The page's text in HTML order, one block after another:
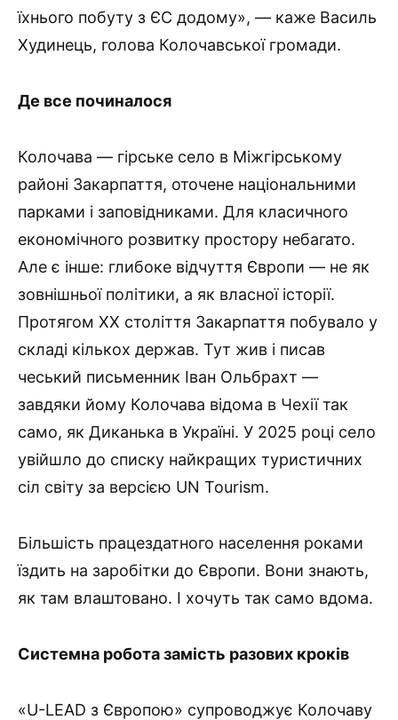
їхнього побуту з ЄС додому», — каже Василь
Худинець, голова Колочавської громади.
Де все починалося
Колочава — гірське село в Міжгірському
районі Закарпаття, оточене національними
парками і заповідниками. Для класичного
економічного розвитку простору небагато.
Але є інше: глибоке відчуття Європи — не як
зовнішньої політики, а як власної історії.
Протягом ХХ століття Закарпаття побувало у
складі кількох держав. Тут жив і писав
чеський письменник Іван Ольбрахт —
завдяки йому Колочава відома в Чехії так
само, як Диканька в Україні. У 2025 році село
увійшло до списку найкращих туристичних
сіл світу за версією UN Tourism.
Більшість працездатного населення роками
їздить на заробітки до Європи. Вони знають,
як там влаштовано. І хочуть так само вдома.
Системна робота замість разових кроків
«U-LEAD з Європою» супроводжує Колочаву